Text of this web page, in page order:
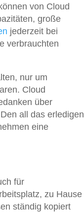
von Cloud
große
jederzeit bei
verbrauchten
nur um
Cloud
über
all das erledigen
eine
für
zu Hause
ständig kopiert